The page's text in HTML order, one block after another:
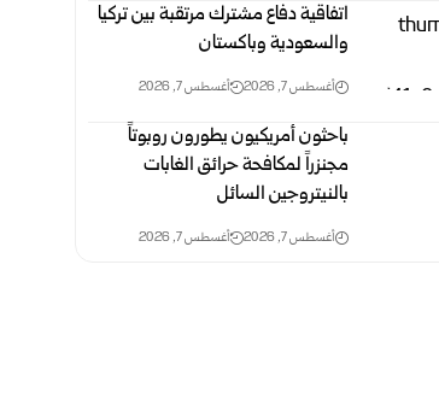
اتفاقية دفاع مشترك مرتقبة بين تركيا
والسعودية وباكستان
أغسطس 7, 2026 أغسطس 7, 2026
باحثون أمريكيون يطورون روبوتاً
مجنزراً لمكافحة حرائق الغابات
بالنيتروجين السائل
أغسطس 7, 2026 أغسطس 7, 2026